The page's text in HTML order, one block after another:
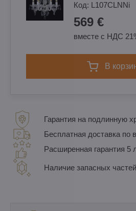
Код: L107CLNNi
569 €
вместе с НДС
в
Гарантия на подлинную
Бесплатная доставка по
Расширенная гарантия 5
Наличие запасных